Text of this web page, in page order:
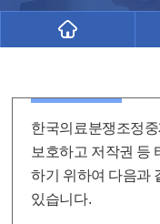
한국의료분쟁조정
보호하고 저작권 등
하기 위하여 다음과
있습니다.